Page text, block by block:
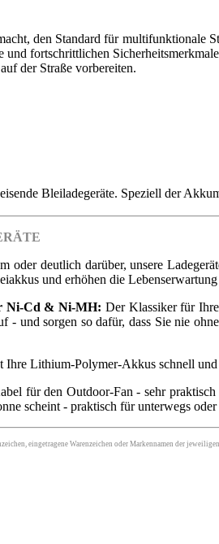
den Standard für multifunktionale
fortschrittlichen
der Straße vorbereiten.
Bleiladegeräte. Speziell der
oder deutlich darüber, unsere
und erhöhen die
Ni-Cd & Ni-MH: Der Klassiker für
und sorgen so dafür, dass Sie nie
Ihre Lithium-Polymer-Akkus schnell
für den Outdoor-Fan - sehr
scheint - praktisch für unterwegs
eingetragene Warenzeichen oder Markennamen der